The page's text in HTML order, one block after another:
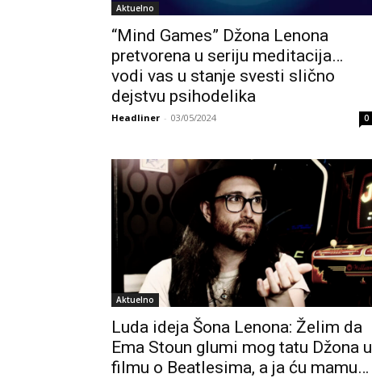
Aktuelno
“Mind Games” Džona Lenona
pretvorena u seriju meditacija…
vodi vas u stanje svesti slično
dejstvu psihodelika
Headliner - 03/05/2024 0
Aktuelno
Luda ideja Šona Lenona: Želim da
Ema Stoun glumi mog tatu Džona u
filmu o Beatlesima, a ja ću mamu…